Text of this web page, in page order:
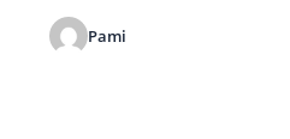
Pami